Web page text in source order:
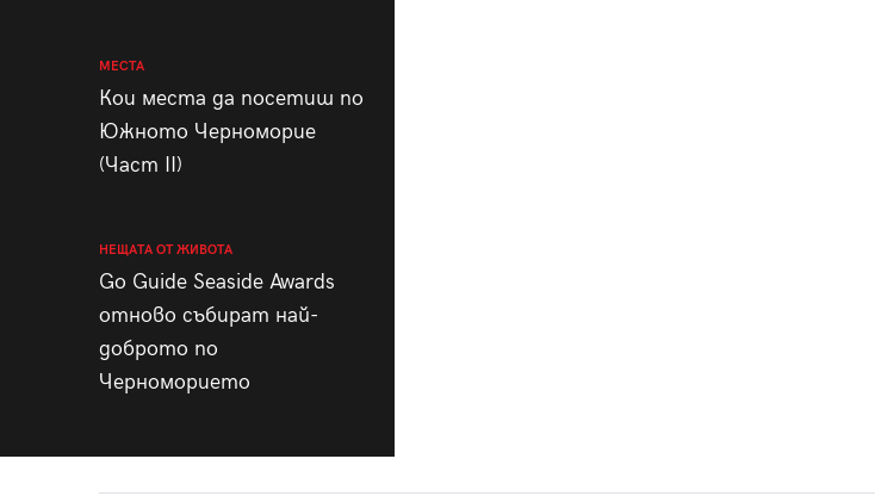
МЕСТА
Кои места да посетиш по
Южното Черноморие
(Част II)
НЕЩАТА ОТ ЖИВОТА
Go Guide Seaside Awards
отново събират най-
доброто по
Черноморието